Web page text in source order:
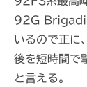
92G
いるので正
後を短時間で
と言える。